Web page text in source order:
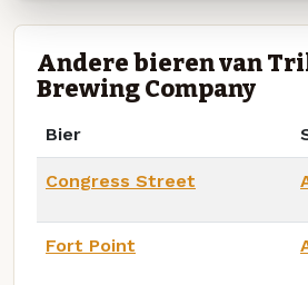
Andere bieren van
Brewing Company
Bier
Congress Street
Fort Point